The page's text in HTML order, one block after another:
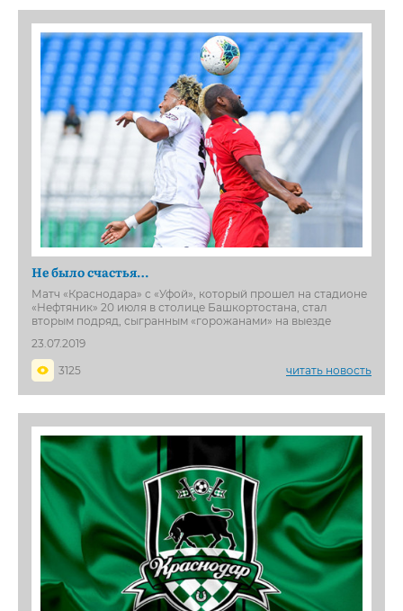
Не было счастья…
Матч «Краснодара» с «Уфой», который прошел на стадионе
«Нефтяник» 20 июля в столице Башкортостана, стал
вторым подряд, сыгранным «горожанами» на выезде
23.07.2019
3125
читать новость